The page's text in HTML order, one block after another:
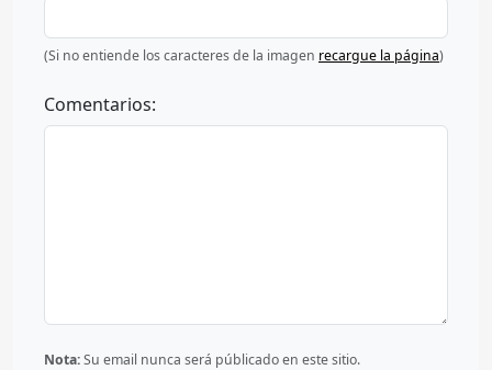
(Si no entiende los caracteres de la imagen recargue la página)
Comentarios:
Nota:Su email nunca será públicado en este sitio.